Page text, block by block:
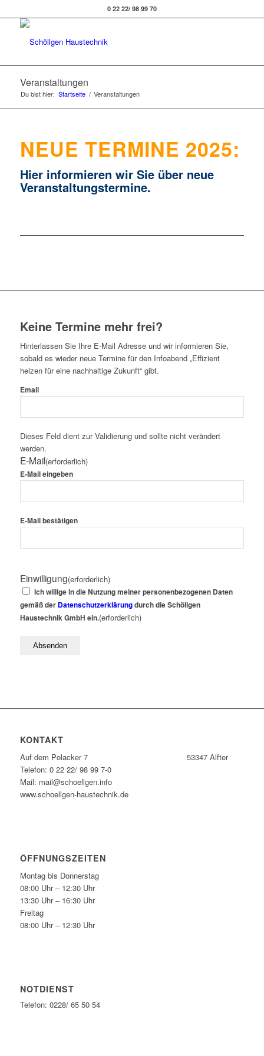
0 22 22/ 98 99 70
Veranstaltungen
Du bist hier: Startseite / Veranstaltungen
NEUE TERMINE 2025:
Hier informieren wir Sie über neue
Veranstaltungstermine.
Keine Termine mehr frei?
Hinterlassen Sie Ihre E-Mail Adresse und wir informieren Sie,
sobald es wieder neue Termine für den Infoabend „Effizient
heizen für eine nachhaltige Zukunft“ gibt.
Email
Dieses Feld dient zur Validierung und sollte nicht verändert
werden.
E-Mail(erforderlich)
E-Mail eingeben
E-Mail bestätigen
Einwilligung(erforderlich)
Ich willige in die Nutzung meiner personenbezogenen Daten
gemäß der Datenschutzerklärungdurch die Schöllgen
Haustechnik GmbH ein.(erforderlich)
KONTAKT
Auf dem Polacker 7 53347 Alfter
Telefon: 0 22 22/ 98 99 7-0
Mail: mail@schoellgen.info
www.schoellgen-haustechnik.de
ÖFFNUNGSZEITEN
Montag bis Donnerstag
08:00 Uhr – 12:30 Uhr
13:30 Uhr – 16:30 Uhr
Freitag
08:00 Uhr – 12:30 Uhr
NOTDIENST
Telefon: 0228/ 65 50 54